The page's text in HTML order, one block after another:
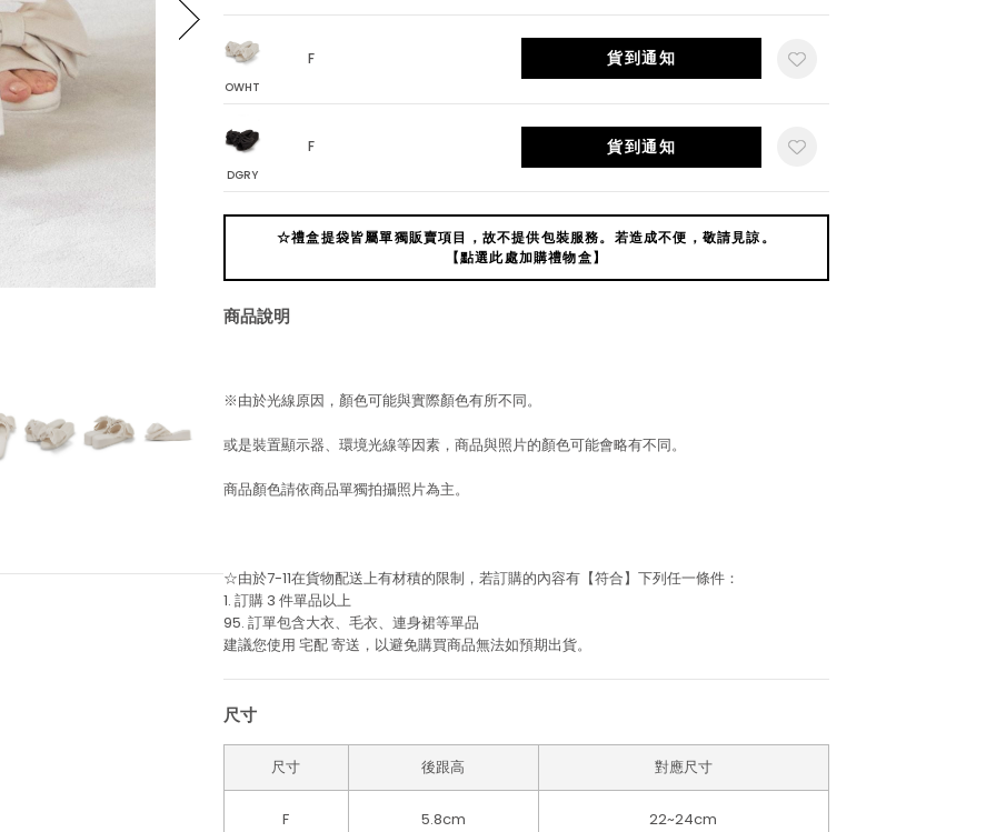
OWHT
F 貨到通知
DGRY
F 貨到通知
☆禮盒提袋皆屬單獨販賣項目，故不提供包裝服務。若造成不便，敬請見諒。
【點選此處加購禮物盒】
商品說明
※由於光線原因，顏色可能與實際顏色有所不同。
或是裝置顯示器、環境光線等因素，商品與照片的顏色可能會略有不同。
商品顏色請依商品單獨拍攝照片為主。
☆由於7-11在貨物配送上有材積的限制，若訂購的內容有【符合】下列任一條件：
1. 訂購 3 件單品以上
95. 訂單包含大衣、毛衣、連身裙等單品
建議您使用 宅配寄送，以避免購買商品無法如預期出貨。
尺寸
尺寸 後跟高 對應尺寸
F 5.8cm 22~24cm